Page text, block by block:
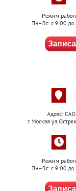
Режим
Пн–Вс: с 9:00 до
Адрес: САО
г. Москва
Режим
Пн–Вс: с 9:00 до